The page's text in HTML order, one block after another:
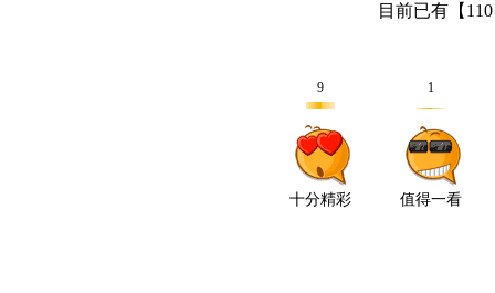
目前已有【 110
9
十分精彩
1
值得一看